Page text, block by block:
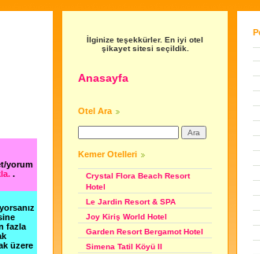
yorum
.
fazla
üzere
İlginize teşekkürler. En iyi otel
şikayet sitesi seçildik.
Anasayfa
Otel Ara
Kemer Otelleri
Crystal Flora Beach Resort
Hotel
Le Jardin Resort & SPA
Joy Kiriş World Hotel
Garden Resort Bergamot Hotel
Simena Tatil Köyü II